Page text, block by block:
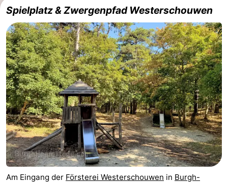
Minigolfplätze
Wellness-
Zentren
Dörfer
&
Städte
Natur
Führungen
Sport
-
Schwimmbader
-
Radfahren
Spielplatz & Zwergenpfad Westerschouwen
Am Eingang der Försterei Westerschouwen in Burgh-